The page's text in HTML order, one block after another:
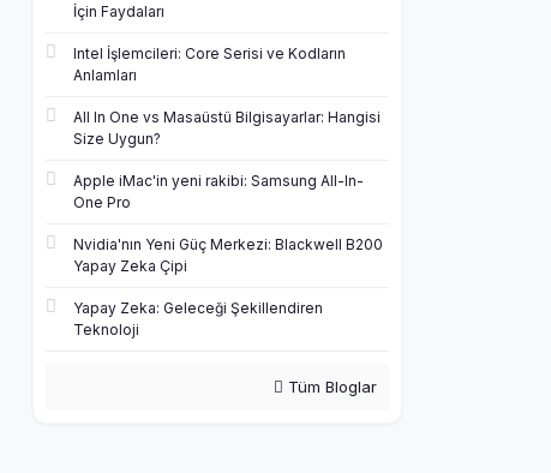
İçin Faydaları
Intel İşlemcileri: Core Serisi ve Kodların
Anlamları
All In One vs Masaüstü Bilgisayarlar: Hangisi
Size Uygun?
Apple iMac'in yeni rakibi: Samsung All-In-
One Pro
Nvidia'nın Yeni Güç Merkezi: Blackwell B200
Yapay Zeka Çipi
Yapay Zeka: Geleceği Şekillendiren
Teknoloji
Tüm Bloglar